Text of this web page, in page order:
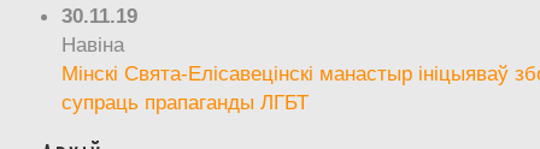
30.11.19
Навіна
Мінскі Свята-Елісавецінскі манастыр ініцыяваў
супраць прапаганды ЛГБТ